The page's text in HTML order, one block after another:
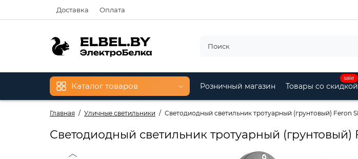
Доставка Оплата
Каталог товаров Розничный магазин
sale
Товары со скидкой
Главная Уличные светильники Светодиодный светильник тротуарный (грунтовый) Feron
Светодиодный светильник тротуарный (грунтовый)